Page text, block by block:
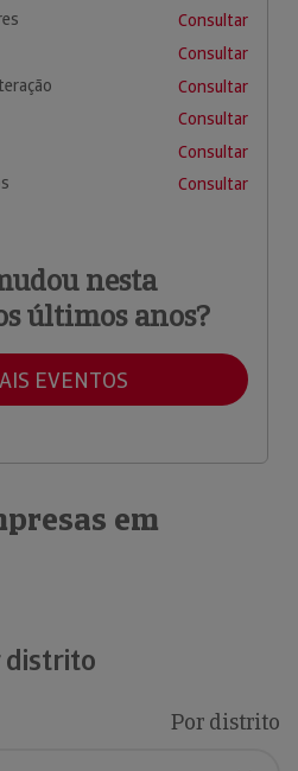
Consultar
Consultar
Consultar
Consultar
Consultar
Consultar
nesta
últimos anos?
EVENTOS
em
distrito
Por distrito